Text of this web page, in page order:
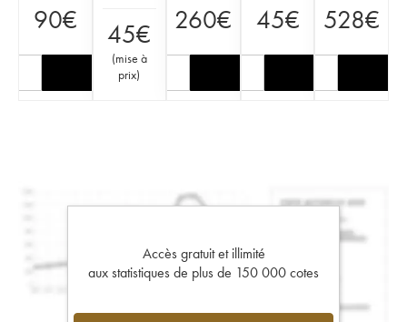
90€ 45€
(mise à
prix)
260€ 45€ 528€
Accès gratuit et illimité
aux statistiques de plus de 150 000 cotes